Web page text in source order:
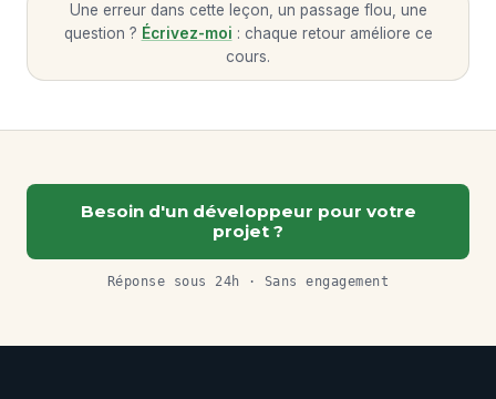
Une erreur dans cette leçon, un passage flou, une
question ? Écrivez-moi : chaque retour améliore ce
cours.
Besoin d'un développeur pour votre
projet ?
Réponse sous 24h · Sans engagement